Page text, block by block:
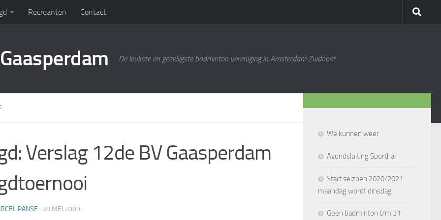
Recreanten Contact
De leukste en gezelligste badminton vereniging in Amsterdam Zuidoost
Verslag 12de BV Gaasperdam
PANSE · 28 MEI 2009
We kunnen weer
Avondsluiting Sporthal
Start seizoen 2020/2021:
maandag wordt dinsdag
Geen badminton t/m 31